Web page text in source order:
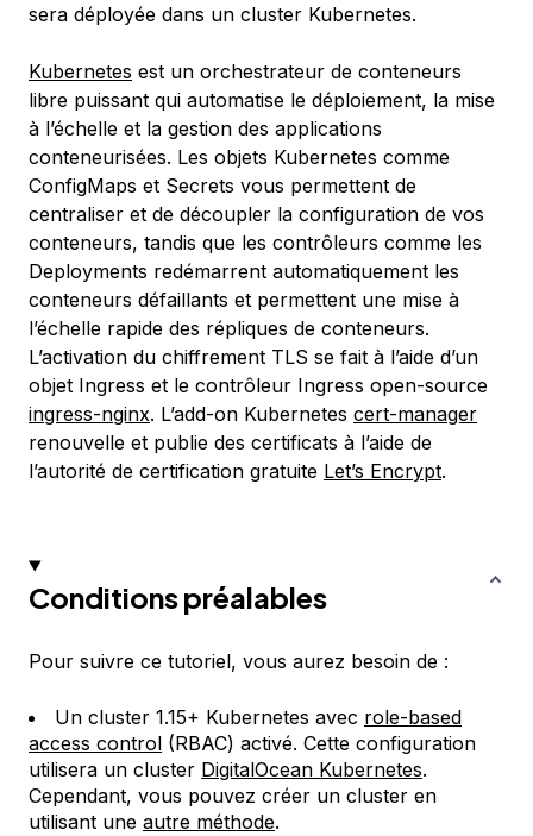
sera déployée dans un cluster Kubernetes.
Kubernetes est un orchestrateur de conteneurs
libre puissant qui automatise le déploiement, la mise
à l’échelle et la gestion des applications
conteneurisées. Les objets Kubernetes comme
ConfigMaps et Secrets vous permettent de
centraliser et de découpler la configuration de vos
conteneurs, tandis que les contrôleurs comme les
Deployments redémarrent automatiquement les
conteneurs défaillants et permettent une mise à
l’échelle rapide des répliques de conteneurs.
L’activation du chiffrement TLS se fait à l’aide d’un
objet Ingress et le contrôleur Ingress open-source
ingress-nginx. L’add-on Kubernetes cert-manager
renouvelle et publie des certificats à l’aide de
l’autorité de certification gratuite Let’s Encrypt.
Conditions préalables
Pour suivre ce tutoriel, vous aurez besoin de :
Un cluster 1.15+ Kubernetes avec role-based
access control (RBAC) activé. Cette configuration
utilisera un cluster DigitalOcean Kubernetes.
Cependant, vous pouvez créer un cluster en
utilisant une autre méthode.